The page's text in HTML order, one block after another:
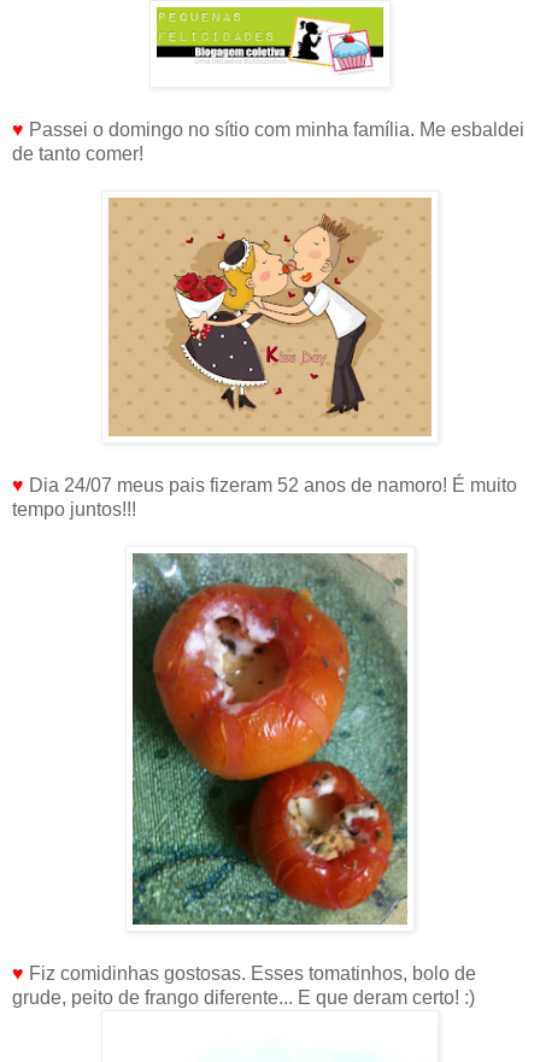
♥ Passei o domingo no sítio com minha família. Me esbaldei
de tanto comer!
♥ Dia 24/07 meus pais fizeram 52 anos de namoro! É muito
tempo juntos!!!
♥ Fiz comidinhas gostosas. Esses tomatinhos, bolo de
grude, peito de frango diferente... E que deram certo! :)